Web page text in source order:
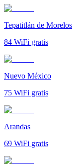
Tepatitlán de Morelos
84 WiFi gratis
Nuevo México
75 WiFi gratis
Arandas
69 WiFi gratis